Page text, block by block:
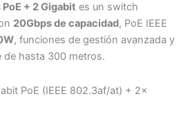
+ 2 Gigabit es un switch
20Gbps de capacidad, PoE IEEE
, funciones de gestión avanzada y
de hasta 300 metros.
PoE (IEEE 802.3af/at) + 2×